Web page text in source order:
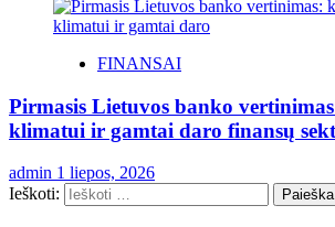
FINANSAI
Pirmasis Lietuvos banko
klimatui ir gamtai daro finansų
admin 1 liepos, 2026
Ieškoti: